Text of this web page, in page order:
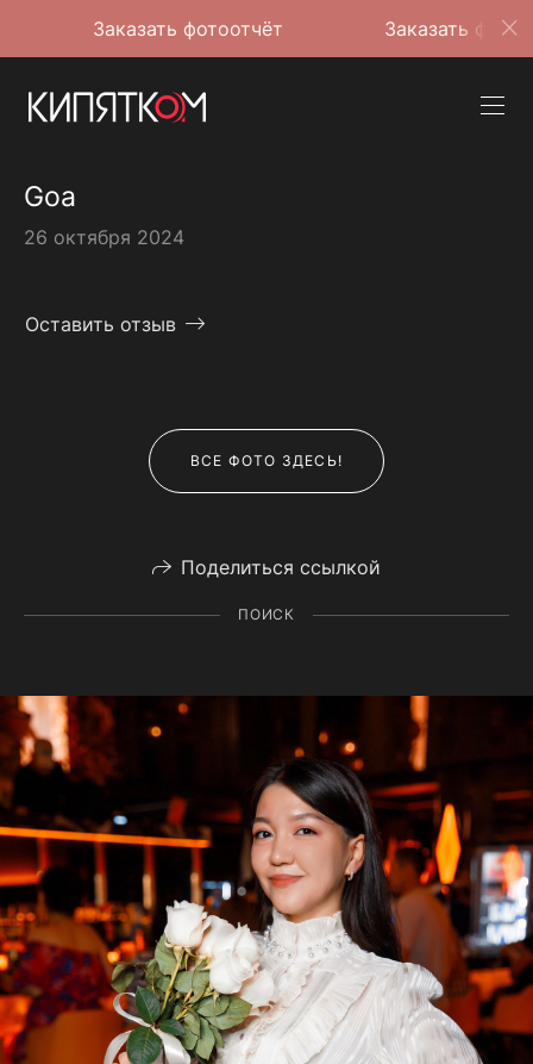
Заказать фотоотчёт Заказать фотоотчёт
Goa
26 октября 2024
Оставить отзыв
ВСЕ ФОТО ЗДЕСЬ!
Поделиться ссылкой
ПОИСК